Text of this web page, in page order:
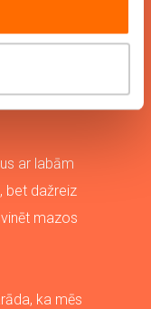
ar labām
bet dažreiz
mazos
ka mēs